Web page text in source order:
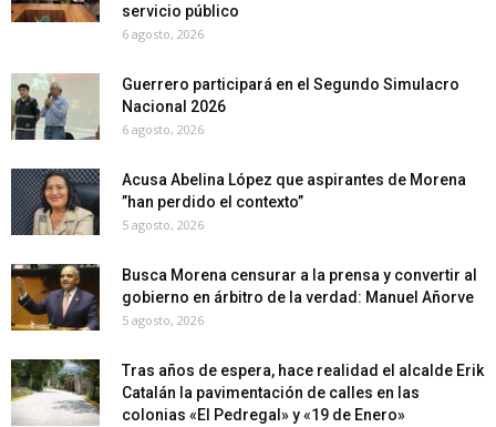
servicio público
6 agosto, 2026
Guerrero participará en el Segundo Simulacro
Nacional 2026
6 agosto, 2026
Acusa Abelina López que aspirantes de Morena
”han perdido el contexto”
5 agosto, 2026
Busca Morena censurar a la prensa y convertir al
gobierno en árbitro de la verdad: Manuel Añorve
5 agosto, 2026
Tras años de espera, hace realidad el alcalde Erik
Catalán la pavimentación de calles en las
colonias «El Pedregal» y «19 de Enero»